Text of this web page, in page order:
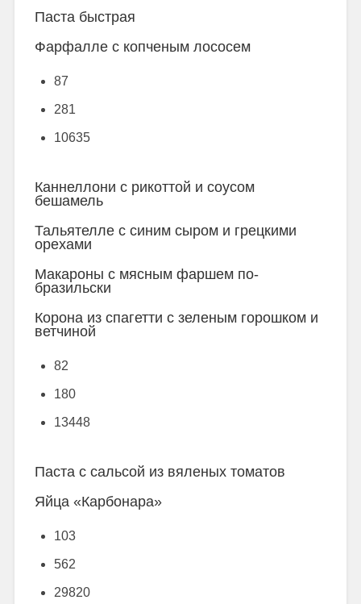
Паста быстрая
Фарфалле с копченым лососем
87
281
10635
Каннеллони с рикоттой и соусом
бешамель
Тальятелле с синим сыром и грецкими
орехами
Макароны с мясным фаршем по-
бразильски
Корона из спагетти с зеленым горошком и
ветчиной
82
180
13448
Паста с сальсой из вяленых томатов
Яйца «Карбонара»
103
562
29820